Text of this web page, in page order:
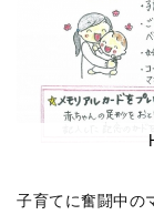
子育てに奮闘中の